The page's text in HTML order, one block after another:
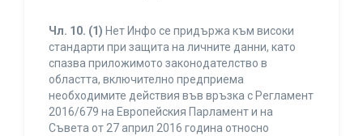
Чл. 10. (1) Нет Инфо се придържа към високи
стандарти при защита на личните данни, като
спазва приложимото законодателство в
областта, включително предприема
необходимите действия във връзка с Регламент
2016/679 на Европейския Парламент и на
Съвета от 27 април 2016 година относно